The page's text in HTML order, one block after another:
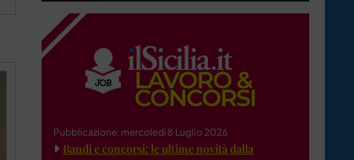
Pubblicazione: mercoledì 8 Luglio 2026
Bandi e concorsi: le ultime novità dalla